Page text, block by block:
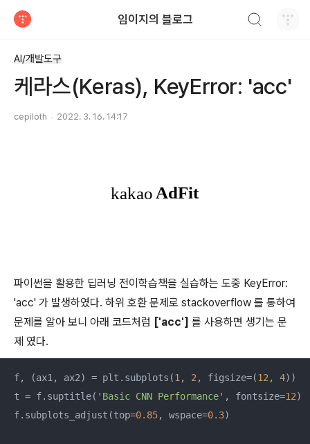
임이지의 블로그
AI/개발도구
케라스(Keras), KeyError: 'acc'
cepiloth 2022. 3. 16. 14:17
파이썬을 활용한 딥러닝 전이학습책을 실습하는 도중 KeyError:
'acc' 가 발생하였다. 하위 호환 문제로 stackoverflow 를 통하여
문제를 알아 보니 아래 코드처럼 ['acc'] 를 사용하면 생기는 문
제 였다.
f, (ax1, ax2) = plt.subplots(1 , 2 , figsize=(12 , 4))
t = f.suptitle( 'Basic CNN Performance' , fontsize=12)
f.subplots_adjust(top=0.85, wspace=0.3)